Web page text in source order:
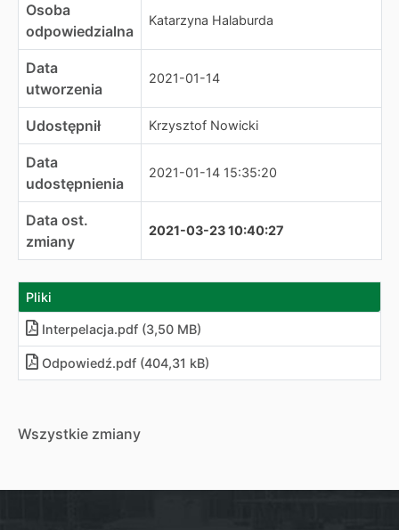
Osoba
odpowiedzialna
Katarzyna Halaburda
Data
utworzenia
2021-01-14
Udostępnił Krzysztof Nowicki
Data
udostępnienia
2021-01-14 15:35:20
Data ost.
zmiany
2021-03-23 10:40:27
Pliki
Interpelacja.pdf (3,50 MB)
Odpowiedź.pdf (404,31 kB)
Wszystkie zmiany